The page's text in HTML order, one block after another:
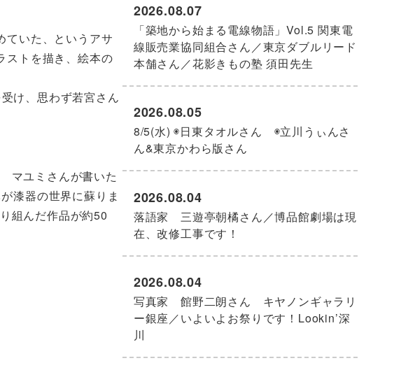
ていた、というアサ
ストを描き、絵本の
け、思わず若宮さん
マユミさんが書いた
漆器の世界に蘇りま
組んだ作品が約50
「築地から始まる電線物語」Vol.5 関東電
線販売業協同組合さん／東京ダブルリード
本舗さん／花影きもの塾 須田先生
2026.08.07
8/5(水) ◉日東タオルさん ◉立川うぃんさ
ん&東京かわら版さん
2026.08.05
落語家 三遊亭朝橘さん／博品館劇場は現
在、改修工事です！
2026.08.04
写真家 館野二朗さん キヤノンギャラリ
ー銀座／いよいよお祭りです！Lookin’深
川
2026.08.04